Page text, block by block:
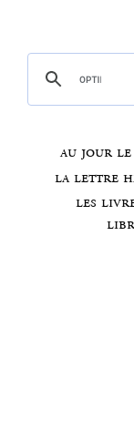
au jour
la lettre
les